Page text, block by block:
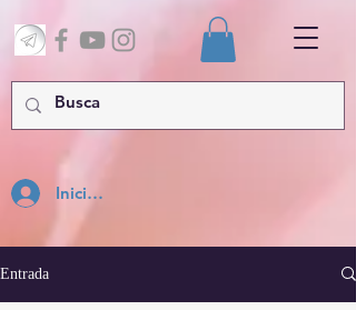
Inicia Sesión
Entrada